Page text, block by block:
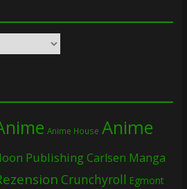
Anime House Anime
PublishingCarlsen Manga
Crunchyroll Egmont